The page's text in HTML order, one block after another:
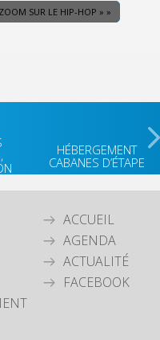
SUR LE HIP-HOP » »
HÉBERGEMENT
CABANES D’ÉTAPE
ACCUEIL
AGENDA
ACTUALITÉ
FACEBOOK